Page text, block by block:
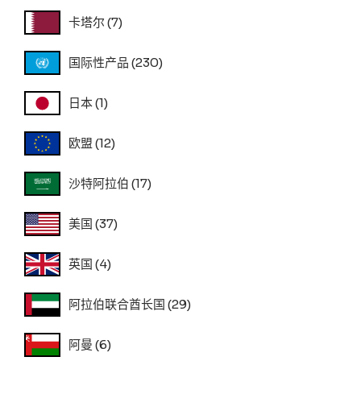
卡塔尔 (7)
国际性产品 (230)
日本(1)
欧盟 (12)
沙特阿拉伯 (17)
美国 (37)
英国 (4)
阿拉伯联合酋长国 (29)
阿曼 (6)